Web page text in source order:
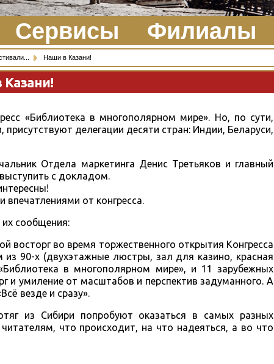
Сервисы Филиалы
Наши в Казани!
«Библиотека в многополярном мире». Но, по сути,
делегации десяти стран: Индии, Беларуси,
Отдела маркетинга Денис Третьяков и главный
с докладом.
от конгресса.
сообщения:
восторг во время торжественного открытия Конгресса
90-х (двухэтажные люстры, зал для казино, красная
в многополярном мире», и 11 зарубежных
и умиление от масштабов и перспектив задуманного. А
везде и сразу».
из Сибири попробуют оказаться в самых разных
что происходит, на что надеяться, а во что